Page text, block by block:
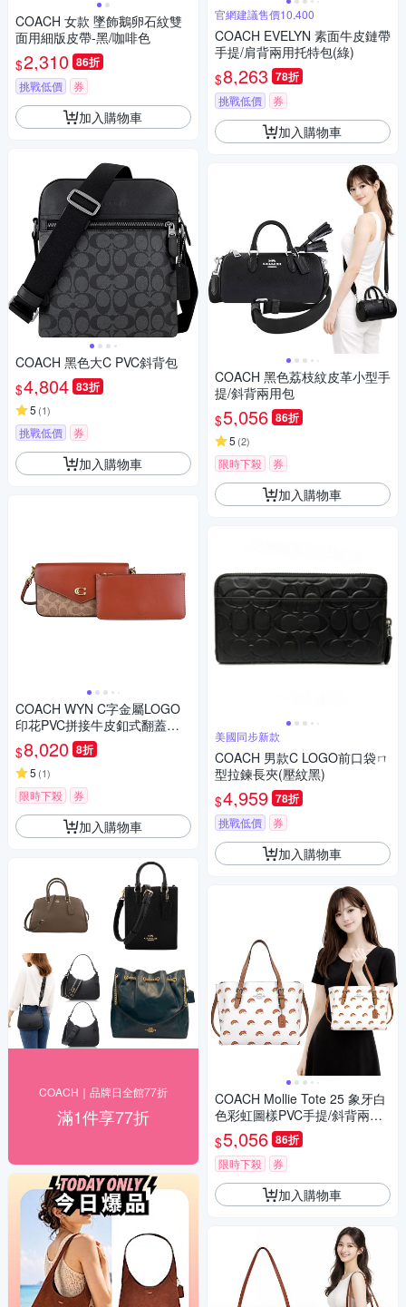
COACH 女款 墜飾鵝卵石紋雙
面用細版皮帶-黑/咖啡色
$2,310 86折
挑戰低價 券
加入購物車
COACH 黑色大C PVC斜背包
$4,804 83折
5 (1)
挑戰低價 券
加入購物車
COACH WYN C字金屬LOGO
印花PVC拼接牛皮釦式翻蓋斜
背包(卡其x漸層黃褐/附長卡夾)
$8,020 8折
5 (1)
限時下殺 券
加入購物車
COACH｜品牌日全館77折
滿1件享77折
官網建議售價10,400
COACH EVELYN 素面牛皮鏈帶
手提/肩背兩用托特包(綠)
$8,263 78折
挑戰低價 券
加入購物車
COACH 黑色荔枝紋皮革小型手
提/斜背兩用包
$5,056 86折
5 (2)
限時下殺 券
加入購物車
美國同步新款
COACH 男款C LOGO前口袋ㄇ
型拉鍊長夾(壓紋黑)
$4,959 78折
挑戰低價 券
加入購物車
COACH Mollie Tote 25 象牙白
色彩虹圖樣PVC手提/斜背兩用
包
$5,056 86折
限時下殺 券
加入購物車